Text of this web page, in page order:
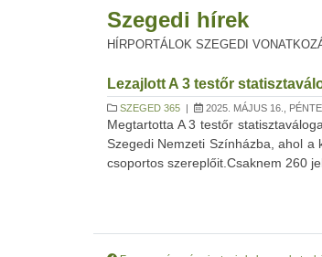
Szegedi hírek
HÍRPORTÁLOK SZEGEDI
Lezajlott A 3 testőr
SZEGED 365 | 2025. MÁJUS 16.,
Megtartotta A 3 testőr
Szegedi Nemzeti Színházba, ahol
csoportos szereplőit.Csaknem 260